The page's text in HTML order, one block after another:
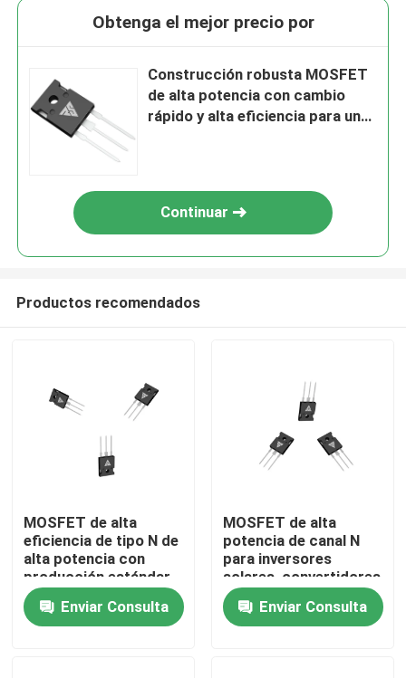
Productos
Sobre nosotros
Obtenga el mejor precio por
Construcción robusta MOSFET
de alta potencia con cambio
rápido y alta eficiencia para un
Continuar
Productos recomendados
MOSFET de alta
eficiencia de tipo N de
alta potencia con
producción estándar
militar para una
transferencia de
energía robusta
Enviar Consulta
MOSFET de alta
potencia de canal N
para inversores
solares, convertidores
de alta tensión de
CC/DC y
controladores de
Enviar Consulta